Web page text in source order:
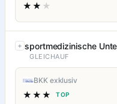
★★ ★
sportmedizinische
GLEICHAUF
BKK exklusiv
★★★ TOP